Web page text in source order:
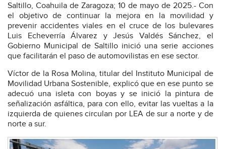
Saltillo, Coahuila de Zaragoza; 10 de mayo de 2025.- Con
el objetivo de continuar la mejora en la movilidad y
prevenir accidentes viales en el cruce de los bulevares
Luis Echeverría Álvarez y Jesús Valdés Sánchez, el
Gobierno Municipal de Saltillo inició una serie acciones
que facilitarán el paso de automovilistas en ese sector.
Víctor de la Rosa Molina, titular del Instituto Municipal de
Movilidad Urbana Sostenible, explicó que en ese punto se
adecuó una isleta con boyas y se inició la pintura de
señalización asfáltica, para con ello, evitar las vueltas a la
izquierda de quienes circulan por LEA de sur a norte y de
norte a sur.